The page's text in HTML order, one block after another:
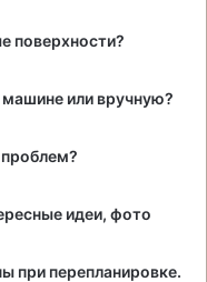
поверхности?
машине или вручную?
проблем?
идеи, фото
при перепланировке.